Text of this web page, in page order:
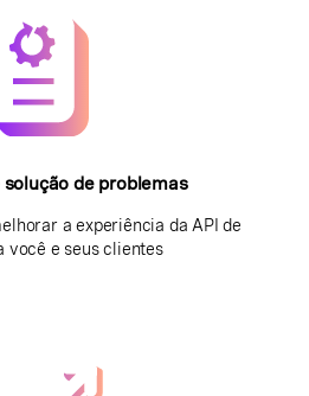
solução de problemas
a experiência da API de
você e seus clientes